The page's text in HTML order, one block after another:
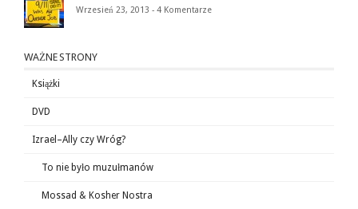
Wrzesień 23, 2013 - 4 Komentarze
WAŻNE STRONY
Książki
DVD
Izrael–Ally czy Wróg?
To nie było muzułmanów
Mossad & Kosher Nostra